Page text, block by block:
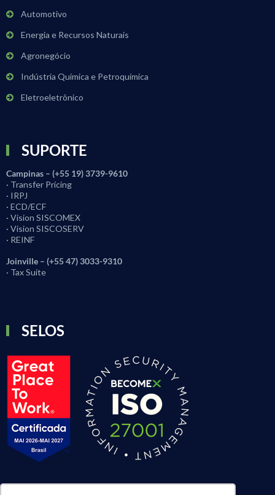
Automotivo
Energia e Recursos Naturais
Agronegócio
Indústria Química e Petroquímica
Eletroeletrônico
SUPORTE
Campinas – (+55 19) 3739-9610
· Transfer Pricing
· IRPJ
· ECD/ECF
· Vision SISCOMEX
· Vision SISCOSERV
· REINF
Joinville – (+55 47) 3033-9310
· Tax Suite
SELOS